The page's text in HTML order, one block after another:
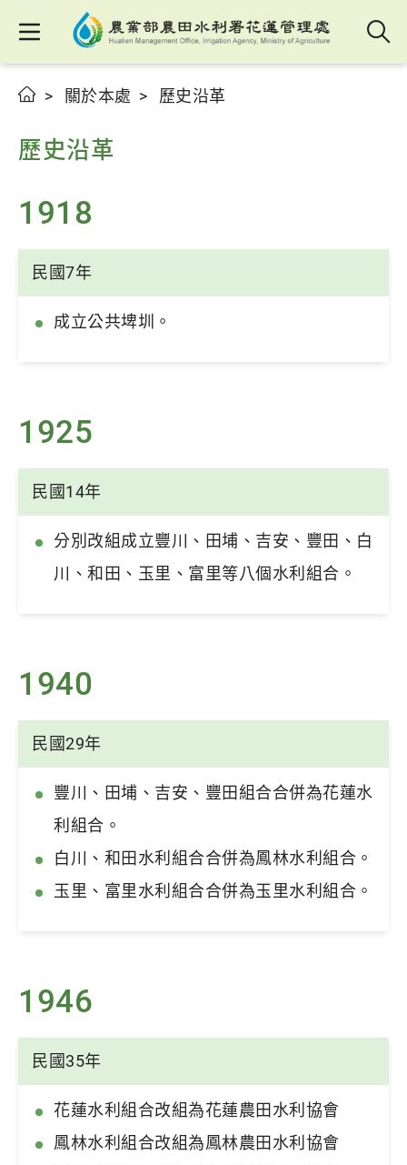
關於本處 歷史沿革
歷史沿革
1918
民國7年
成立公共埤圳。
1925
民國14年
分別改組成立豐川、田埔、吉安、豐田、白
川、和田、玉里、富里等八個水利組合。
1940
民國29年
豐川、田埔、吉安、豐田組合合併為花蓮水
利組合。
白川、和田水利組合合併為鳳林水利組合。
玉里、富里水利組合合併為玉里水利組合。
1946
民國35年
花蓮水利組合改組為花蓮農田水利協會
鳳林水利組合改組為鳳林農田水利協會